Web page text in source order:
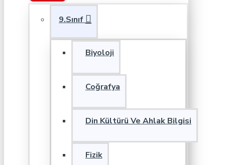
9.Sınıf
Biyoloji
Coğrafya
Din Kültürü Ve Ahlak Bilgisi
Fizik